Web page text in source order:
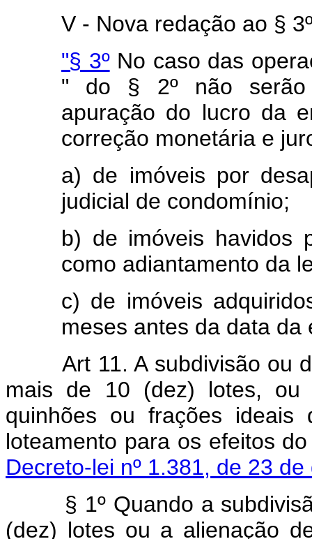
V - Nova redação ao §
"§ 3ºNo caso das
" do § 2º não serão
apuração do lucro da
correção monetária e
a) de imóveis por
judicial de condomínio;
b) de imóveis havidos
como adiantamento da
c) de imóveis
meses antes da data da
Art 11. A subdivisão ou
mais de 10 (dez) lotes,
quinhões ou frações ideais
loteamento para os efeitos
Decreto-lei nº 1.381, de 23
§ 1º Quando a
(dez) lotes ou a alienação